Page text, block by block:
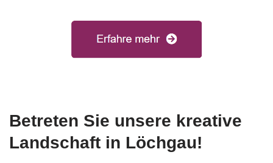
Betreten Sie unsere kreative
Landschaft in Löchgau!